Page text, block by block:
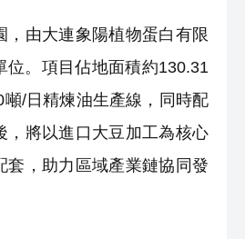
由大連象陽植物蛋白有限
。項目佔地面積約130.31
/日精煉油生產線，同時配
，將以進口大豆加工為核心
，助力區域產業鏈協同發